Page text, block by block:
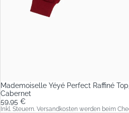
Mademoiselle Yéyé Perfect Raffiné Top,
Cabernet
59,95 €
Inkl. Steuern. Versandkosten werden beim